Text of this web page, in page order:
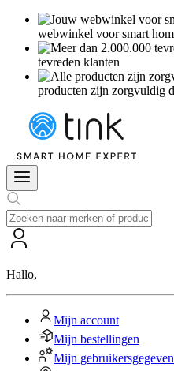
webwinkel voor smart
tevreden klanten
producten zijn zorgvuldig
Hallo,
Mijn account
Mijn bestellingen
Mijn